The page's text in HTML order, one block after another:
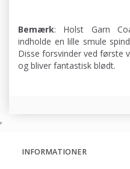
Bemærk: Holst Garn
indholde en lille smule
Disse forsvinder ved første
og bliver fantastisk blødt.
,
INFORMATIONER